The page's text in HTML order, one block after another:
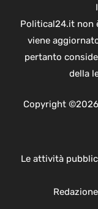
Political24.it non
viene
pertanto
della
Copyright
Le attività
Redazione